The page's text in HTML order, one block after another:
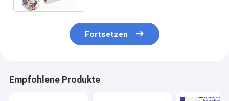
Fortsetzen
Empfohlene Produkte